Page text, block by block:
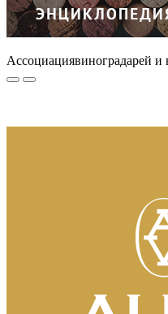
Ассоциациявиноградарей